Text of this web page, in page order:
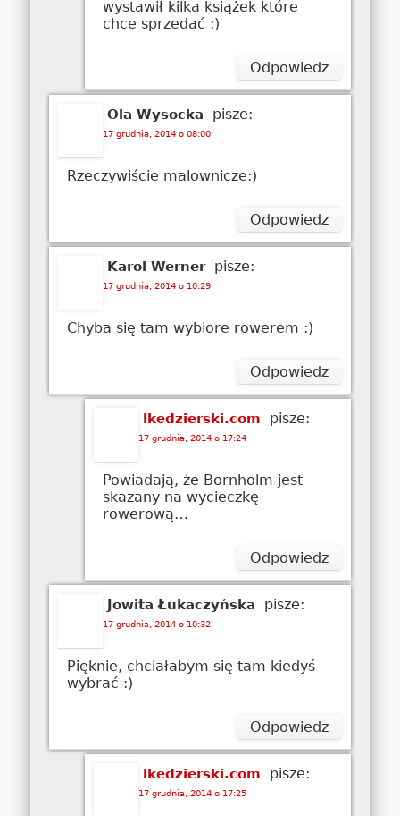
wystawił kilka książek które
chce sprzedać :)
Odpowiedz
Ola Wysocka pisze:
17 grudnia, 2014 o 08:00
Rzeczywiście malownicze:)
Odpowiedz
Karol Werner pisze:
17 grudnia, 2014 o 10:29
Chyba się tam wybiore rowerem :)
Odpowiedz
lkedzierski.com pisze:
17 grudnia, 2014 o 17:24
Powiadają, że Bornholm jest
skazany na wycieczkę
rowerową…
Odpowiedz
Jowita Łukaczyńska pisze:
17 grudnia, 2014 o 10:32
Pięknie, chciałabym się tam kiedyś
wybrać :)
Odpowiedz
lkedzierski.com pisze:
17 grudnia, 2014 o 17:25